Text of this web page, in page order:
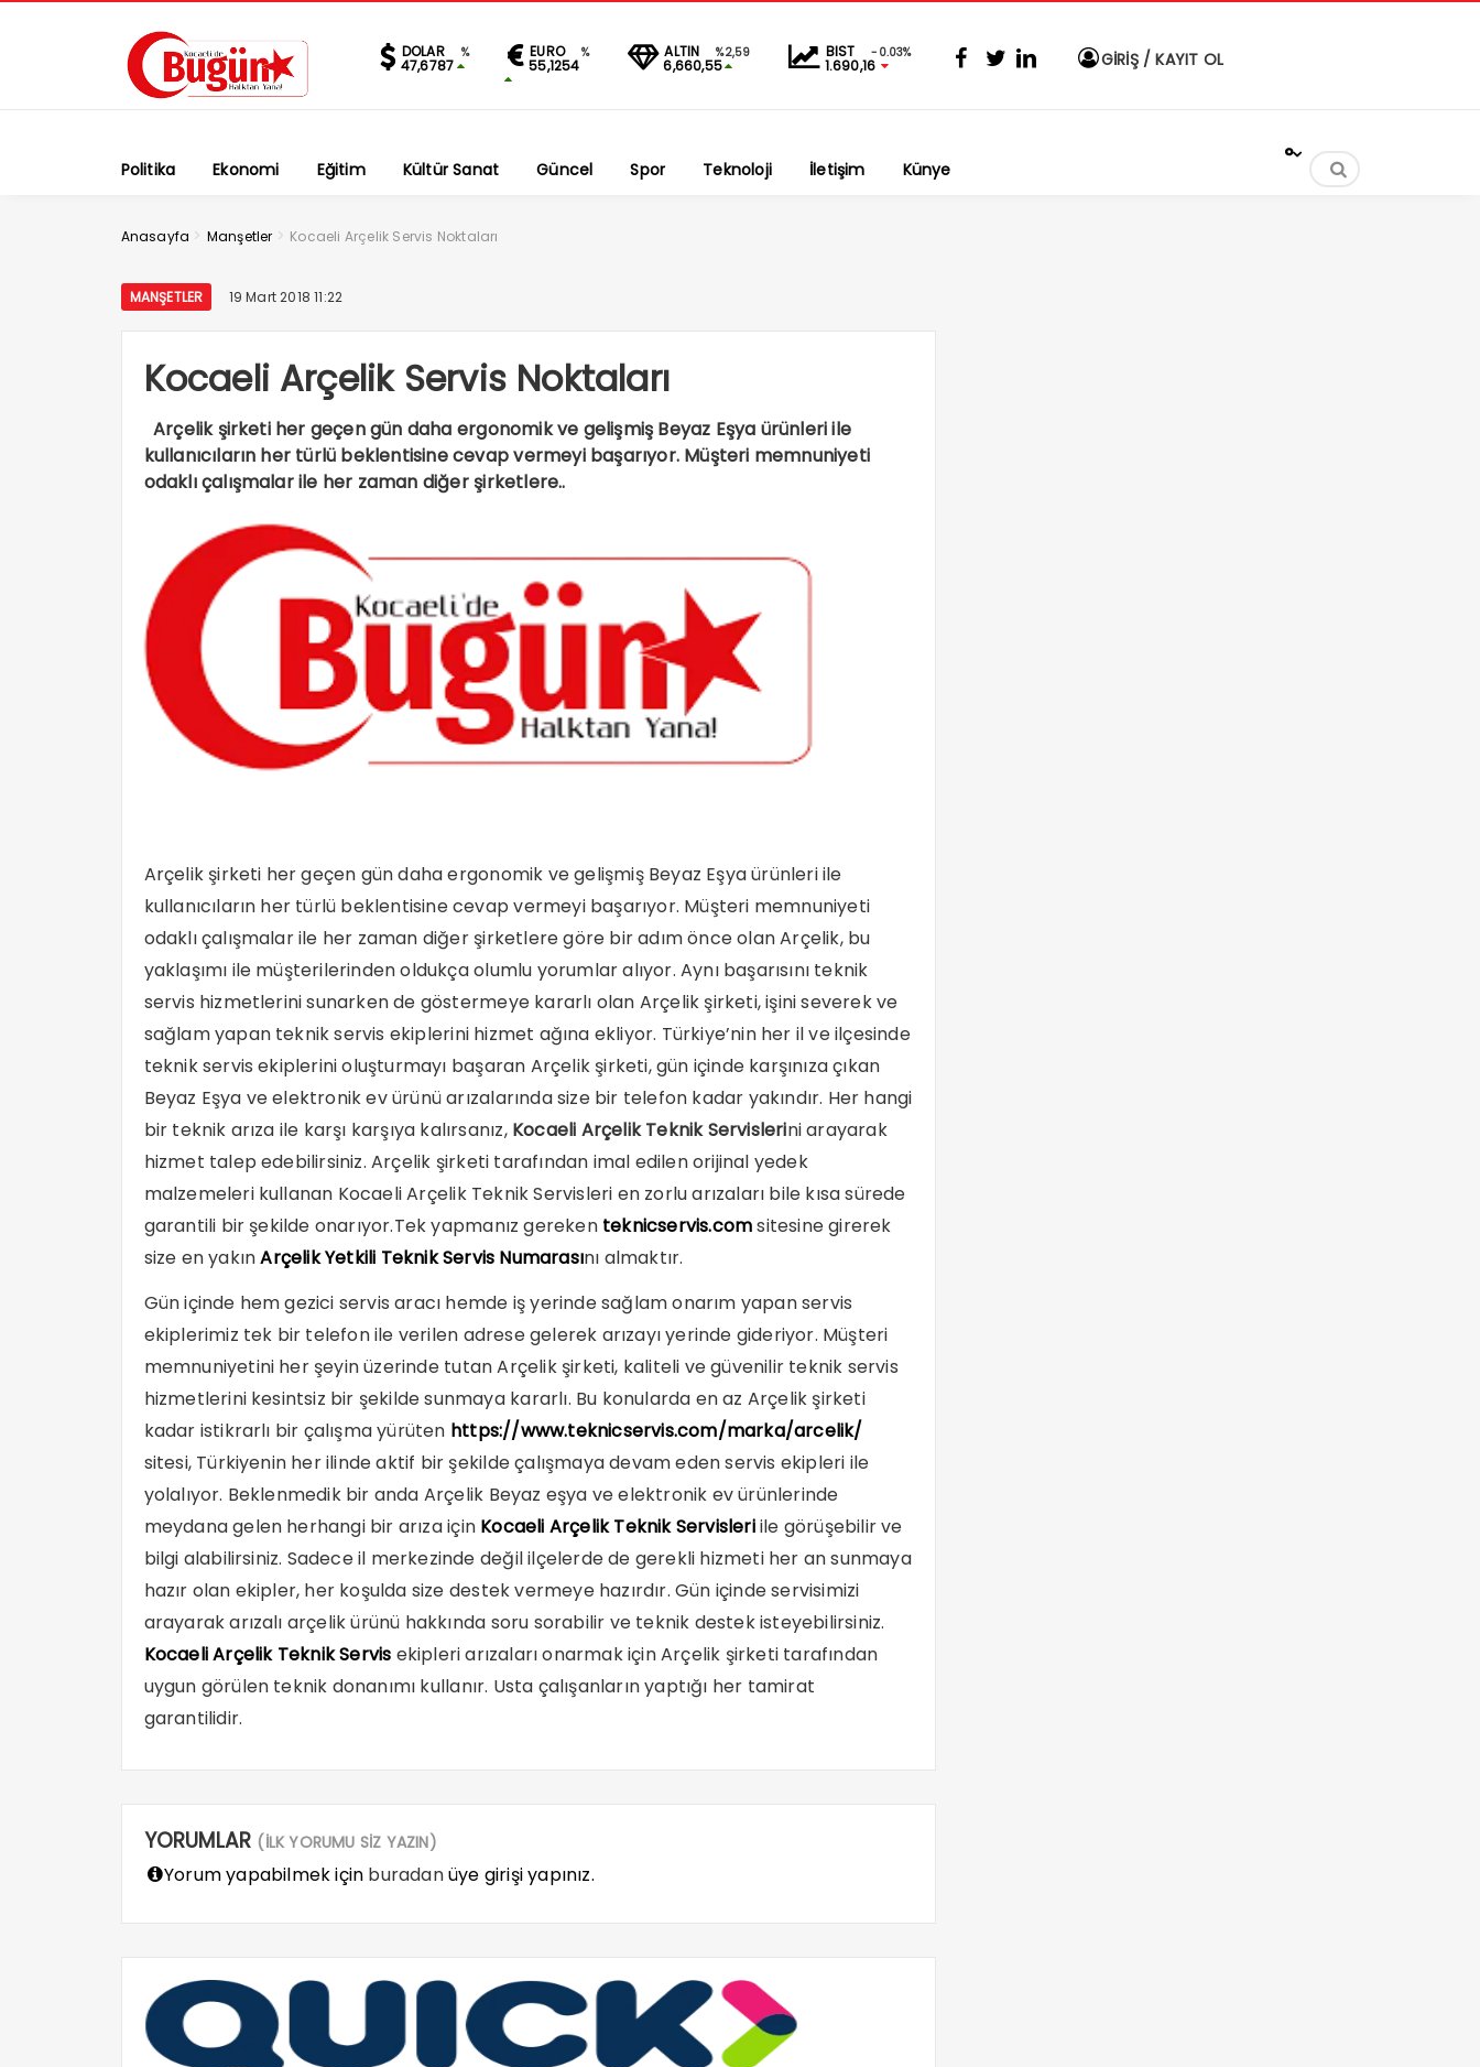
DOLAR %
47,6787
EURO %
55,1254
ALTIN %2,59
6,660,55
BIST -0.03%
1.690,16 GİRİŞ / KAYIT OL
Politika Ekonomi Eğitim Kültür Sanat Güncel Spor Teknoloji İletişim Künye
°
Anasayfa > Manşetler > Kocaeli Arçelik Servis Noktaları
MANŞETLER 19 Mart 2018 11:22
Kocaeli Arçelik Servis Noktaları
Arçelik şirketi her geçen gün daha ergonomik ve gelişmiş Beyaz Eşya ürünleri ile
kullanıcıların her türlü beklentisine cevap vermeyi başarıyor. Müşteri memnuniyeti
odaklı çalışmalar ile her zaman diğer şirketlere..
Arçelik şirketi her geçen gün daha ergonomik ve gelişmiş Beyaz Eşya ürünleri ile
kullanıcıların her türlü beklentisine cevap vermeyi başarıyor. Müşteri memnuniyeti
odaklı çalışmalar ile her zaman diğer şirketlere göre bir adım önce olan Arçelik, bu
yaklaşımı ile müşterilerinden oldukça olumlu yorumlar alıyor. Aynı başarısını teknik
servis hizmetlerini sunarken de göstermeye kararlı olan Arçelik şirketi, işini severek ve
sağlam yapan teknik servis ekiplerini hizmet ağına ekliyor. Türkiye’nin her il ve ilçesinde
teknik servis ekiplerini oluşturmayı başaran Arçelik şirketi, gün içinde karşınıza çıkan
Beyaz Eşya ve elektronik ev ürünü arızalarında size bir telefon kadar yakındır. Her hangi
bir teknik arıza ile karşı karşıya kalırsanız, Kocaeli Arçelik Teknik Servislerini arayarak
hizmet talep edebilirsiniz. Arçelik şirketi tarafından imal edilen orijinal yedek
malzemeleri kullanan Kocaeli Arçelik Teknik Servisleri en zorlu arızaları bile kısa sürede
garantili bir şekilde onarıyor.Tek yapmanız gereken teknicservis.comsitesine girerek
size en yakınArçelik Yetkili Teknik Servis Numarasını almaktır.
Gün içinde hem gezici servis aracı hemde iş yerinde sağlam onarım yapan servis
ekiplerimiz tek bir telefon ile verilen adrese gelerek arızayı yerinde gideriyor. Müşteri
memnuniyetini her şeyin üzerinde tutan Arçelik şirketi, kaliteli ve güvenilir teknik servis
hizmetlerini kesintsiz bir şekilde sunmaya kararlı. Bu konularda en az Arçelik şirketi
kadar istikrarlı bir çalışma yürüten https://www.teknicservis.com/marka/arcelik/
sitesi, Türkiyenin her ilinde aktif bir şekilde çalışmaya devam eden servis ekipleri ile
yolalıyor. Beklenmedik bir anda Arçelik Beyaz eşya ve elektronik ev ürünlerinde
meydana gelen herhangi bir arıza için Kocaeli Arçelik Teknik Servisleriile görüşebilir ve
bilgi alabilirsiniz. Sadece il merkezinde değil ilçelerde de gerekli hizmeti her an sunmaya
hazır olan ekipler, her koşulda size destek vermeye hazırdır. Gün içinde servisimizi
arayarak arızalı arçelik ürünü hakkında soru sorabilir ve teknik destek isteyebilirsiniz.
Kocaeli Arçelik Teknik Servis ekipleri arızaları onarmak için Arçelik şirketi tarafından
uygun görülen teknik donanımı kullanır. Usta çalışanların yaptığı her tamirat
garantilidir.
YORUMLAR (İLK YORUMU SİZ YAZIN)
Yorum yapabilmek için buradanüye girişi yapınız.